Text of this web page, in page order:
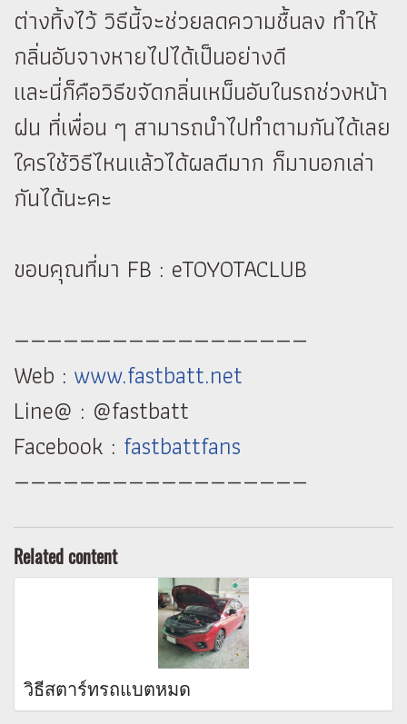
ต่างทิ้งไว้ วิธีนี้จะช่วยลดความชื้นลง ทำให้
กลิ่นอับจางหายไปได้เป็นอย่างดี
และนี่ก็คือวิธีขจัดกลิ่นเหม็นอับในรถช่วงหน้า
ฝน ที่เพื่อน ๆ สามารถนำไปทำตามกันได้เลย
ใครใช้วิธีไหนแล้วได้ผลดีมาก ก็มาบอกเล่า
กันได้นะคะ
ขอบคุณที่มา FB : eTOYOTACLUB
——————————————————
Web : www.fastbatt.net
Line@ : @fastbatt
Facebook : fastbattfans
——————————————————
Related content
วิธีสตาร์ทรถแบตหมด